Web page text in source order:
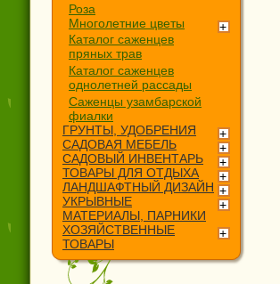
Роза
Многолетние цветы
Каталог саженцев
пряных трав
Каталог саженцев
однолетней рассады
Саженцы узамбарской
фиалки
ГРУНТЫ, УДОБРЕНИЯ
САДОВАЯ МЕБЕЛЬ
САДОВЫЙ ИНВЕНТАРЬ
ТОВАРЫ ДЛЯ ОТДЫХА
ЛАНДШАФТНЫЙ ДИЗАЙН
УКРЫВНЫЕ
МАТЕРИАЛЫ, ПАРНИКИ
ХОЗЯЙСТВЕННЫЕ
ТОВАРЫ